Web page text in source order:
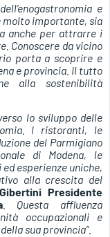
e
importante, sia
anche per attrarre i
Conoscere da vicino
porta a scoprire e
e provincia. Il tutto
alla sostenibilità
lo sviluppo delle
I ristoranti, le
del Parmigiano
di Modena, le
esperienze uniche,
alla crescita del
Presidente
. Questa affluenza
occupazionali e
sua provincia”.